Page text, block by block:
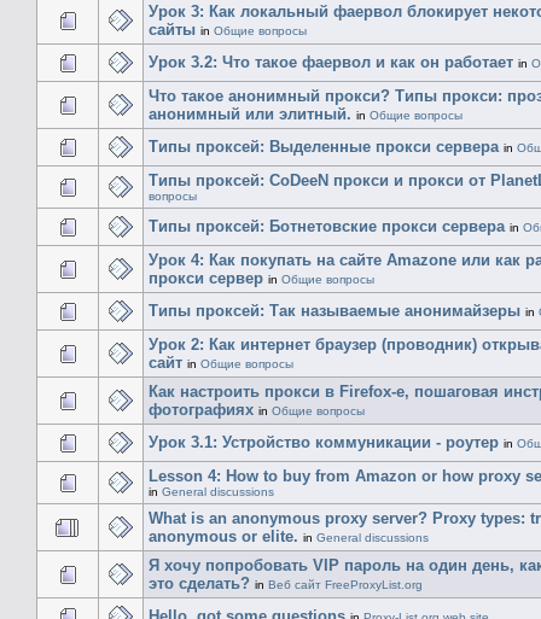
Урок 3: Как локальный фаервол блокирует
сайты in Общие вопросы
Урок 3.2: Что такое фаервол и как он работает in
Что такое анонимный прокси? Типы прокси:
анонимный или элитный. in Общие вопросы
Типы проксей: Выделенные прокси сервера in
Типы проксей: CoDeeN прокси и прокси от
вопросы
Типы проксей: Ботнетовские прокси сервера in
Урок 4: Как покупать на сайте Amazone или как
прокси сервер in Общие вопросы
Типы проксей: Так называемые анонимайзеры in
Урок 2: Как интернет браузер (проводник)
сайт in Общие вопросы
Как настроить прокси в Firefox-е, пошаговая
фотографиях in Общие вопросы
Урок 3.1: Устройство коммуникации - роутер in
Lesson 4: How to buy from Amazon or how proxy
in General discussions
What is an anonymous proxy server? Proxy types:
anonymous or elite. in General discussions
Я хочу попробовать VIP пароль на один день,
это сделать? in Веб сайт FreeProxyList.org